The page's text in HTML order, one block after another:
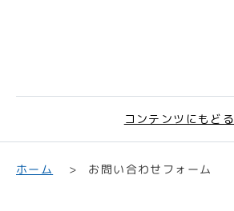
コンテンツにもどる
ホーム お問い合わせフォーム